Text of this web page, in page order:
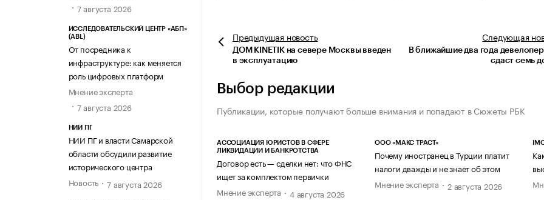
7 августа 2026
ИССЛЕДОВАТЕЛЬСКИЙ ЦЕНТР «АБП»
(ABL)
От посредника к
инфраструктуре: как меняется
роль цифровых платформ
Мнение эксперта
7 августа 2026
НИИ ПГ
НИИ ПГ и власти Самарской
области обсудили развитие
исторического центра
Новость
7 августа 2026
Предыдущая новость
ДОМ KINETIK на севере Москвы введен
в эксплуатацию
Следующая
В ближайшие два года
сдаст семь
Выбор редакции
Публикации, которые получают больше внимания и попадают в Сюжеты РБК
АССОЦИАЦИЯ ЮРИСТОВ В СФЕРЕ
ЛИКВИДАЦИИ И БАНКРОТСТВА
Договор есть — сделки нет: что ФНС
ищет за комплектом первички
Мнение эксперта
4 августа 2026
ООО «МАКС ТРАСТ»
Почему иностранец в Турции платит
налоги дважды и не знает об этом
Мнение эксперта
2 августа 2026